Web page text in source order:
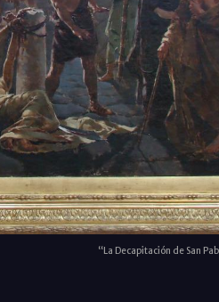
“La Decapitación de San